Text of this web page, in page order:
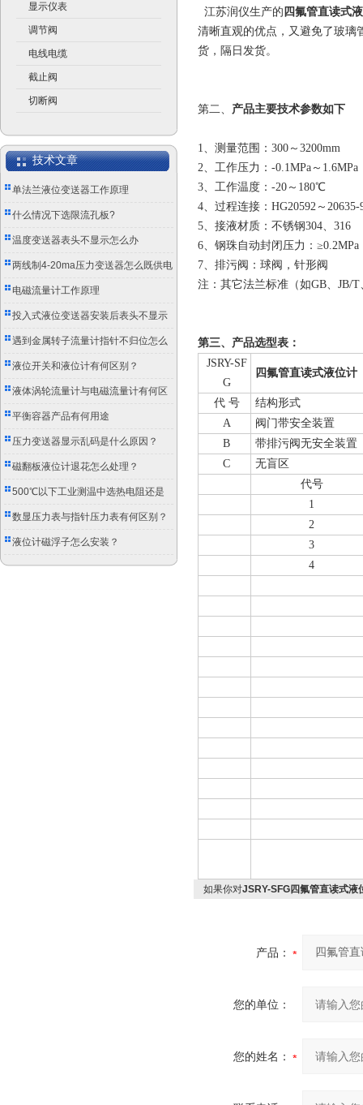
显示仪表
调节阀
电线电缆
截止阀
切断阀
技术文章
单法兰液位变送器工作原理
什么情况下选限流孔板?
温度变送器表头不显示怎么办
两线制4-20ma压力变送器怎么既供电
又传信号？
电磁流量计工作原理
投入式液位变送器安装后表头不显示
怎么办？
遇到金属转子流量计指针不归位怎么
办？
液位开关和液位计有何区别？
液体涡轮流量计与电磁流量计有何区
别？
平衡容器产品有何用途
压力变送器显示乱码是什么原因？
磁翻板液位计退花怎么处理？
500℃以下工业测温中选热电阻还是
双金属温度计？
数显压力表与指针压力表有何区别？
液位计磁浮子怎么安装？
江苏润仪生产的 四氟管直读式
清晰直观的优点，又避免了玻璃
货，隔日发货。
第二、 产品主要技术参数如下
1、测量范围：300～3200mm
2、工作压力：-0.1MPa～1.6MPa
3、工作温度：-20～180℃
4、过程连接：HG20592～
5、接液材质：不锈钢304、316
6、钢珠自动封闭压力：≥0.2MPa
7、排污阀：球阀，针形阀
注：其它法兰标准（如GB、JB/
第三、产品选型表：
JSRY-SF
G
四氟管直读式液位计
代 号
结构形式
A
阀门带安全装置
B
带排污阀无安全装置
C
无盲区
代号
1
2
3
4
如果你对JSRY-SFG四氟管直读式液
产品：
您的单位：
您的姓名：